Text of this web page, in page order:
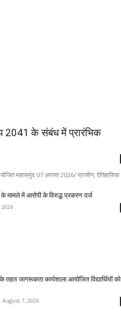
2041 के संबंध में प्रारंभिक
महासमुंद 07 अगस्त 2026/ प्राचीन, ऐतिहासिक
के मामले में आरोपी के विरुद्ध प्रकरण दर्ज
जागरूकता कार्यशाला आयोजित विद्यार्थियों को
August 7, 2026